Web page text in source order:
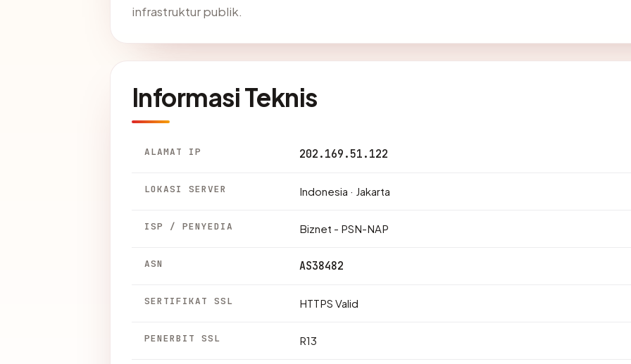
infrastruktur publik.
Informasi Teknis
ALAMAT IP 202.169.51.122
LOKASI SERVER Indonesia · Jakarta
ISP / PENYEDIA Biznet - PSN-NAP
ASN AS38482
SERTIFIKAT SSL HTTPS Valid
PENERBIT SSL R13